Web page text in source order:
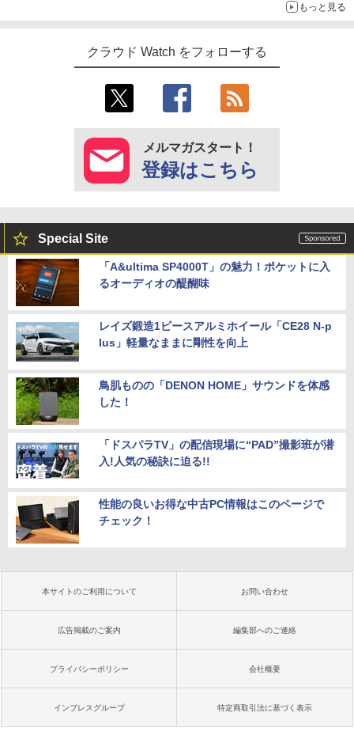
もっと見る
クラウド Watch をフォローする
メルマガスタート！
登録はこちら
Special Site
「A&ultima SP4000T」の魅力！ポケットに入
るオーディオの醍醐味
レイズ鍛造1ピースアルミホイール「CE28 N-p
lus」軽量なままに剛性を向上
鳥肌ものの「DENON HOME」サウンドを体感
した！
「ドスパラTV」の配信現場に“PAD”撮影班が潜
入!人気の秘訣に迫る!!
性能の良いお得な中古PC情報はこのページで
チェック！
本サイトのご利用について お問い合わせ
広告掲載のご案内 編集部へのご連絡
プライバシーポリシー 会社概要
インプレスグループ 特定商取引法に基づく表示